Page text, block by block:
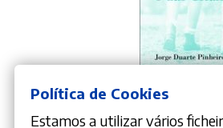
Política de Cookies
Estamos a utilizar vários